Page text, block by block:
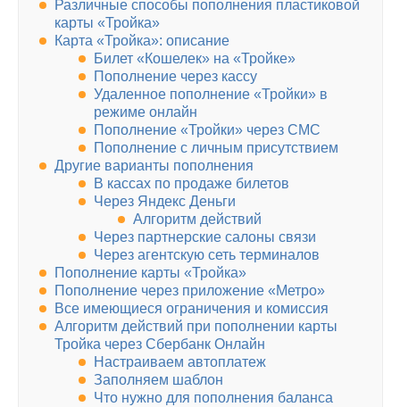
Различные способы пополнения пластиковой
карты «Тройка»
Карта «Тройка»: описание
Билет «Кошелек» на «Тройке»
Пополнение через кассу
Удаленное пополнение «Тройки» в
режиме онлайн
Пополнение «Тройки» через СМС
Пополнение с личным присутствием
Другие варианты пополнения
В кассах по продаже билетов
Через Яндекс Деньги
Алгоритм действий
Через партнерские салоны связи
Через агентскую сеть терминалов
Пополнение карты «Тройка»
Пополнение через приложение «Метро»
Все имеющиеся ограничения и комиссия
Алгоритм действий при пополнении карты
Тройка через Сбербанк Онлайн
Настраиваем автоплатеж
Заполняем шаблон
Что нужно для пополнения баланса